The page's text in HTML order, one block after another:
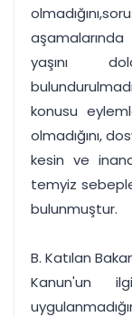
yaşını
konusu
olmadığını,
kesin ve
temyiz
bulunmuştur.
B. Katılan
Kanun'un